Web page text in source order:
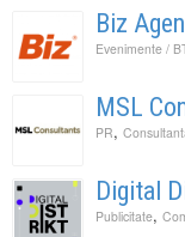
Biz
Evenimente /
MSL
PR,
Digital
Publicitate,